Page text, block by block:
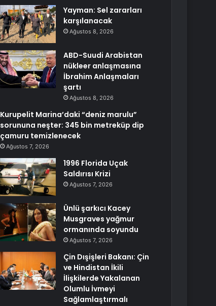
Yayman: Sel zararları
karşılanacak
Ağustos 8, 2026
ABD-Suudi Arabistan
nükleer anlaşmasına
İbrahim Anlaşmaları
şartı
Ağustos 8, 2026
Kurupelit Marina’daki “deniz marulu”
sorununa neşter: 345 bin metreküp dip
çamuru temizlenecek
Ağustos 7, 2026
1996 Florida Uçak
Saldırısı Krizi
Ağustos 7, 2026
Ünlü şarkıcı Kacey
Musgraves yağmur
ormanında soyundu
Ağustos 7, 2026
Çin Dışişleri Bakanı: Çin
ve Hindistan İkili
İlişkilerde Yakalanan
Olumlu İvmeyi
Sağlamlaştırmalı